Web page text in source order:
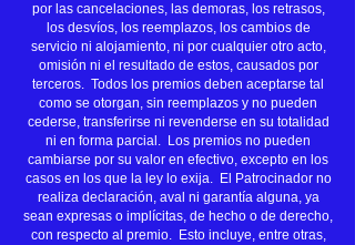
por las cancelaciones, las demoras, los retrasos,
los desvíos, los reemplazos, los cambios de
servicio ni alojamiento, ni por cualquier otro acto,
omisión ni el resultado de estos, causados por
terceros. Todos los premios deben aceptarse tal
como se otorgan, sin reemplazos y no pueden
cederse, transferirse ni revenderse en su totalidad
ni en forma parcial. Los premios no pueden
cambiarse por su valor en efectivo, excepto en los
casos en los que la ley lo exija. El Patrocinador no
realiza declaración, aval ni garantía alguna, ya
sean expresas o implícitas, de hecho o de derecho,
con respecto al premio. Esto incluye, entre otras,